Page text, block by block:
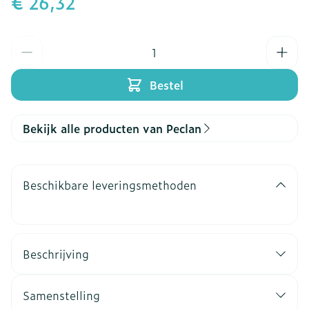
Bestel
Bekijk alle producten van Peclan
Beschikbare leveringsmethoden
Beschrijving
Samenstelling